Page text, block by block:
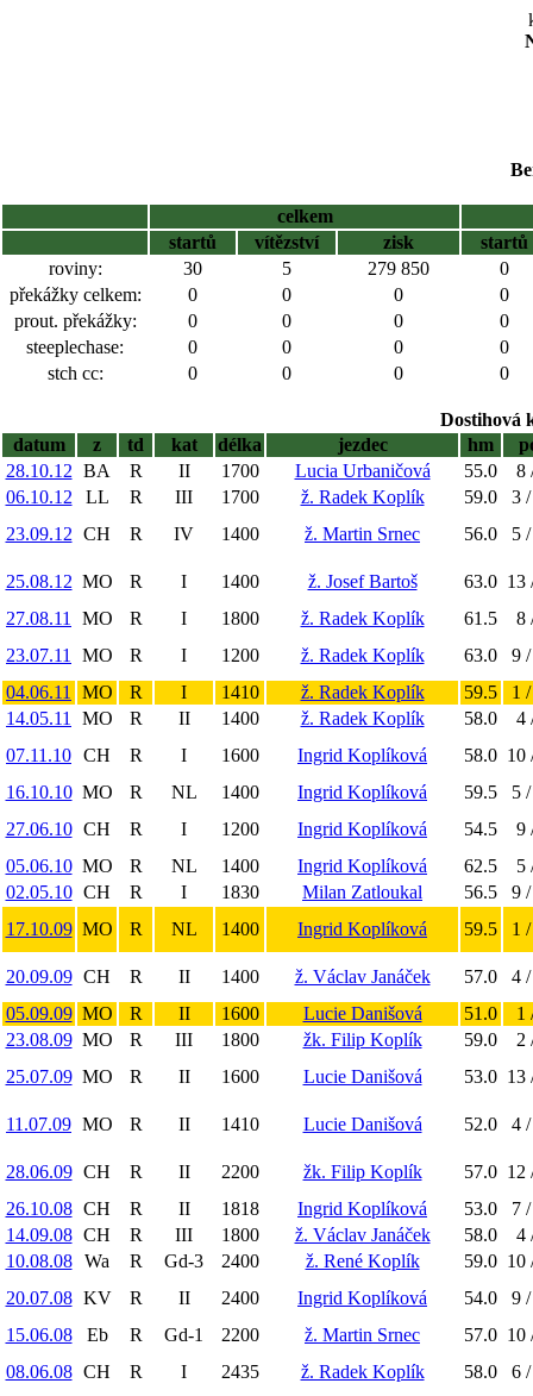
celkem
startů
vítězství zisk
startů
roviny:
30 5 279 850
0
překážky celkem:
0 0 0
0
prout. překážky:
0 0 0
0
steeplechase:
0 0 0
0
stch cc:
0 0 0 0
Dostihová
datum
z td kat délka jezdec hm
28.10.12 BA R II 1700 Lucia Urbaničová 55.0
8
06.10.12
LL R III 1700 ž. Radek Koplík 59.0
3
23.09.12 CH R IV 1400 ž. Martin Srnec 56.0 5
25.08.12 MO R I 1400 ž. Josef Bartoš 63.0 13
27.08.11
MO R I 1800 ž. Radek Koplík 61.5
8
23.07.11
MO R I 1200 ž. Radek Koplík 63.0
9
04.06.11
MO R I 1410 ž. Radek Koplík 59.5
1
14.05.11
MO R II 1400 ž. Radek Koplík 58.0
4
07.11.10 CH R I 1600 Ingrid Koplíková 58.0 10
16.10.10 MO R NL 1400 Ingrid Koplíková 59.5
5
27.06.10 CH R I 1200 Ingrid Koplíková 54.5
9
05.06.10 MO R NL 1400 Ingrid Koplíková 62.5
5
02.05.10 CH R I 1830 Milan Zatloukal 56.5
9
17.10.09 MO R NL 1400 Ingrid Koplíková 59.5 1
20.09.09 CH R II 1400 ž. Václav Janáček 57.0
4
05.09.09 MO R II 1600 Lucie Danišová 51.0
1
23.08.09 MO R III 1800 žk. Filip Koplík 59.0
2
25.07.09 MO R II 1600 Lucie Danišová 53.0 13
11.07.09 MO R II 1410 Lucie Danišová 52.0 4
28.06.09 CH R II 2200 žk. Filip Koplík 57.0 12
26.10.08 CH R II 1818 Ingrid Koplíková 53.0
7
14.09.08 CH R III 1800 ž. Václav Janáček 58.0
4
10.08.08
Wa R Gd-3 2400 ž. René Koplík 59.0 10
20.07.08 KV R II 2400 Ingrid Koplíková 54.0
9
15.06.08
Eb R Gd-1 2200 ž. Martin Srnec 57.0 10
08.06.08 CH R I 2435 ž. Radek Koplík 58.0 6